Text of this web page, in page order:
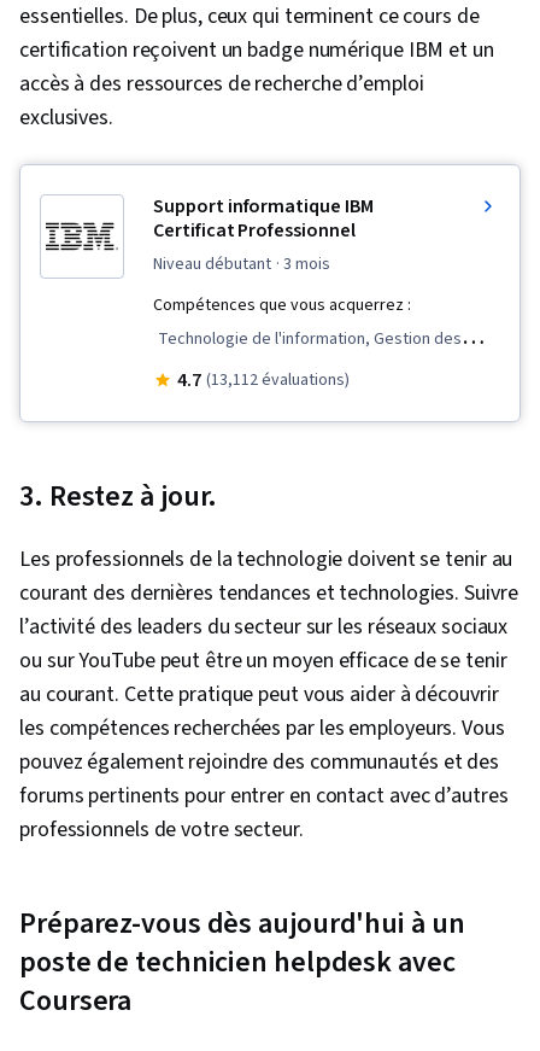
essentielles. De plus, ceux qui terminent ce cours de
certification reçoivent un badge numérique IBM et un
accès à des ressources de recherche d’emploi
exclusives.
Support informatique IBM
Certificat Professionnel
niveau débutant · 3 mois
Compétences que vous acquerrez :
Technologie de l'information, Gestion des
services informatiques, Service clientèle,
dans le nuage, Support technique,
Dépannage du matériel, IA générative,
Architecture de l'informatique en nuage, Plates-
formes d'informatique en nuage,
Développement de l'informatique en nuage,
Réseautage professionnel, Développement
multiplateforme, Programmation informatique,
sur des données, Stratégie en matière de
données, Méthodologies de développement
de logiciels, Systèmes de gestion de bases de
4.7 (13,112 évaluations)
3. Restez à jour.
Les professionnels de la technologie doivent se tenir au
courant des dernières tendances et technologies. Suivre
l’activité des leaders du secteur sur les réseaux sociaux
ou sur YouTube peut être un moyen efficace de se tenir
au courant. Cette pratique peut vous aider à découvrir
les compétences recherchées par les employeurs. Vous
pouvez également rejoindre des communautés et des
forums pertinents pour entrer en contact avec d’autres
professionnels de votre secteur.
Préparez-vous dès aujourd'hui à un
poste de technicien helpdesk avec
Coursera